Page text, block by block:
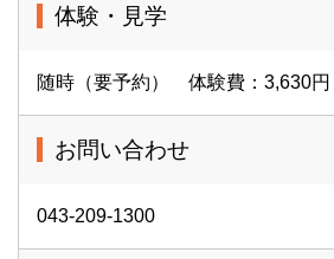
体験・見学
随時（要予約） 体験費：3,630円
お問い合わせ
043-209-1300